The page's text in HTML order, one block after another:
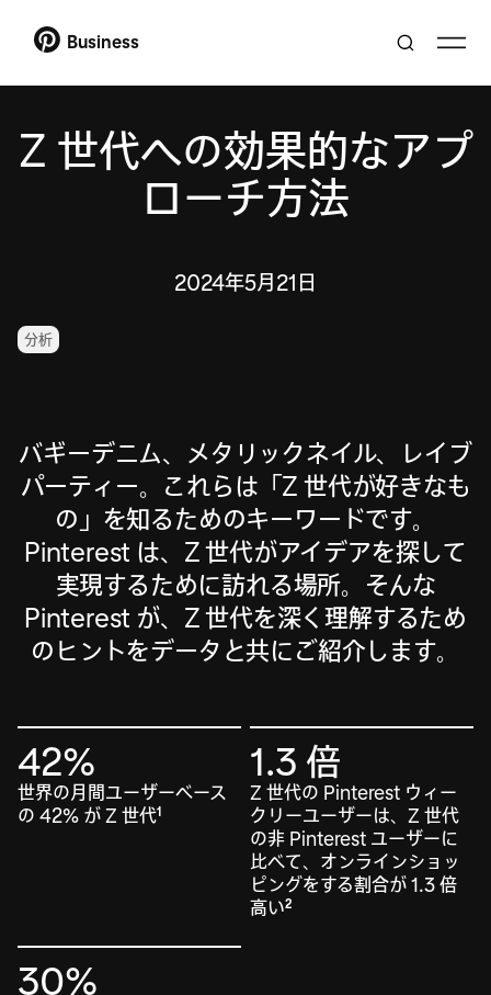
Business
Z 世代への効果的なアプ
ローチ方法
2024年5月21日
分析
バギーデニム、メタリックネイル、レイブ
パーティー。これらは「Z 世代が好きなも
の」を知るためのキーワードです。
Pinterest は、Z 世代がアイデアを探して
実現するために訪れる場所。そんな
Pinterest が、Z 世代を深く理解するため
のヒントをデータと共にご紹介します。
42%
世界の月間ユーザーベース
の 42% が Z 世代1
1.3 倍
Z 世代の Pinterest ウィー
クリーユーザーは、Z 世代
の非 Pinterest ユーザーに
比べて、オンラインショッ
ピングをする割合が 1.3 倍
高い2
30%